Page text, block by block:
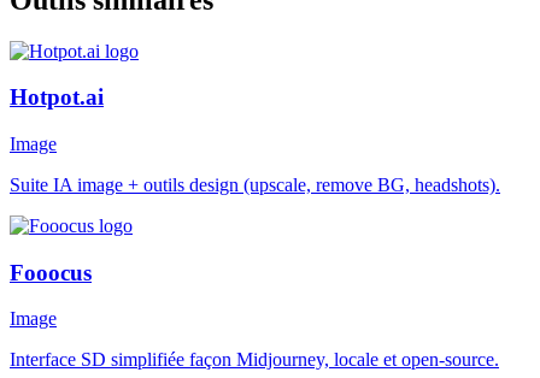
Hotpot.ai
Image
Suite IA image + outils design (upscale, remove BG, headshots).
Fooocus
Image
Interface SD simplifiée façon Midjourney, locale et open-source.